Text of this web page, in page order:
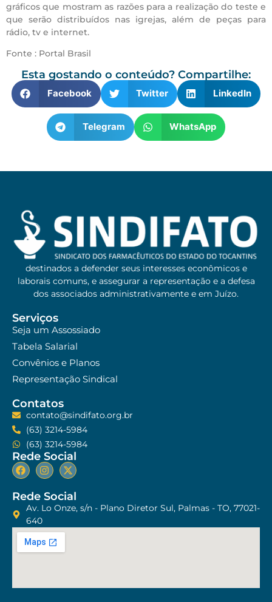
gráficos que mostram as razões para a realização do teste e
que serão distribuídos nas igrejas, além de peças para
rádio, tv e internet.
Fonte : Portal Brasil
Esta gostando o conteúdo? Compartilhe:
Facebook Twitter LinkedIn
Telegram WhatsApp
destinados a defender seus interesses econômicos e
laborais comuns, e assegurar a representação e a defesa
dos associados administrativamente e em Juízo.
Serviços
Seja um Assossiado
Tabela Salarial
Convênios e Planos
Representação Sindical
Contatos
contato@sindifato.org.br
(63) 3214-5984
(63) 3214-5984
Rede Social
Rede Social
Av. Lo Onze, s/n - Plano Diretor Sul, Palmas - TO, 77021-
640